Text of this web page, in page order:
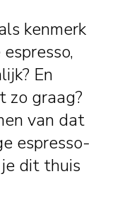
kenmerk
En
zo graag?
van dat
espresso-
dit thuis